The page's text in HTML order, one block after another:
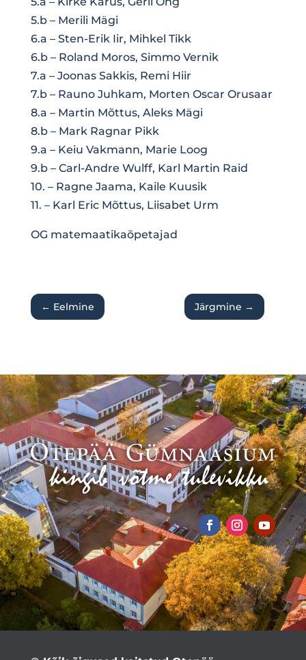
5.b – Merili Mägi
6.a – Sten-Erik Iir, Mihkel Tikk
6.b – Roland Moros, Simmo Vernik
7.a – Joonas Sakkis, Remi Hiir
7.b – Rauno Juhkam, Morten Oscar Orusaar
8.a – Martin Mõttus, Aleks Mägi
8.b – Mark Ragnar Pikk
9.a – Keiu Vakmann, Marie Loog
9.b – Carl-Andre Wulff, Karl Martin Raid
10. – Ragne Jaama, Kaile Kuusik
11. – Karl Eric Mõttus, Liisabet Urm
OG matemaatikaõpetajad
← Eelmine Järgmine →